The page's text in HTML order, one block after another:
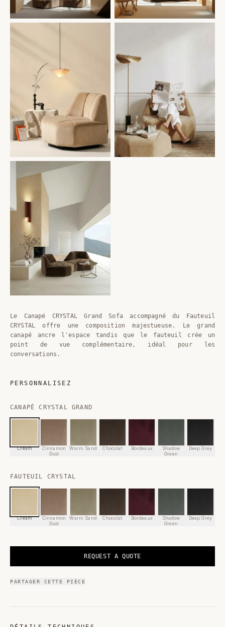
Le Canapé CRYSTAL Grand Sofa accompagné du Fauteuil
CRYSTAL offre une composition majestueuse. Le grand
canapé ancre l'espace tandis que le fauteuil crée un
point de vue complémentaire, idéal pour les
conversations.
PERSONNALISEZ
CANAPÉ CRYSTAL GRAND
Cream
Cinnamon
Dust
Warm Sand Chocolat Bordeaux
Shadow
Green
Deep Grey
FAUTEUIL CRYSTAL
Cream
Cinnamon
Dust
Warm Sand Chocolat Bordeaux
Shadow
Green
Deep Grey
REQUEST A QUOTE
PARTAGER CETTE PIÈCE